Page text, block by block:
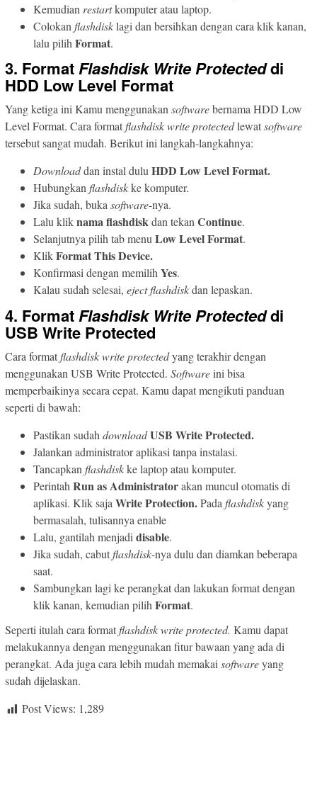
Kemudian restartkomputer atau laptop.
Colokan flashdisklagi dan bersihkan dengan cara klik kanan,
lalu pilih Format.
3. FormatFlashdisk Write Protecteddi
HDD Low Level Format
Yang ketiga ini Kamu menggunakansoftwarebernama HDD Low
Level Format. Cara formatflashdisk write protectedlewatsoftware
tersebut sangat mudah. Berikut ini langkah-langkahnya:
Downloaddan instal duluHDD Low Level Format.
Hubungkanflashdiskke komputer.
Jika sudah, bukasoftware-nya.
Lalu kliknamaflashdiskdan tekanContinue.
Selanjutnya pilih tab menuLow Level Format.
KlikFormat This Device.
Konfirmasi dengan memilihYes.
Kalau sudah selesai, ejectflashdiskdan lepaskan.
4. FormatFlashdisk Write Protecteddi
USB Write Protected
Cara formatflashdisk write protectedyang terakhir dengan
menggunakan USB Write Protected. Softwareini bisa
memperbaikinya secara cepat. Kamu dapat mengikuti panduan
seperti di bawah:
Pastikan sudah downloadUSB Write Protected.
Jalankan administrator aplikasi tanpa instalasi.
Tancapkan flashdiskke laptop atau komputer.
Perintah Run as Administratorakan muncul otomatis di
aplikasi. Klik saja Write Protection.Pada flashdiskyang
bermasalah, tulisannya enable
Lalu, gantilah menjadi disable.
Jika sudah, cabutflashdisk-nya dulu dan diamkan beberapa
saat.
Sambungkan lagi ke perangkat dan lakukan format dengan
klik kanan, kemudian pilih Format.
Seperti itulah cara formatflashdisk write protected. Kamu dapat
melakukannya dengan menggunakan fitur bawaan yang ada di
perangkat. Ada juga cara lebih mudah memakaisoftwareyang
sudah dijelaskan.
Post Views: 1,289